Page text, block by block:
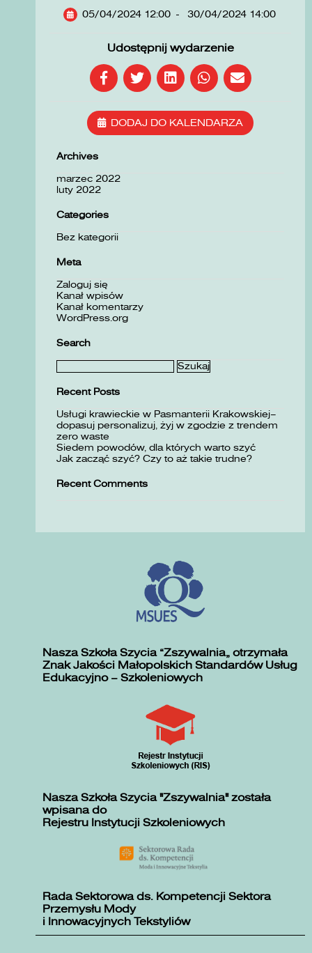
05/04/2024 12:00 - 30/04/2024 14:00
Udostępnij wydarzenie
DODAJ DO KALENDARZA
Archives
marzec 2022
luty 2022
Categories
Bez kategorii
Meta
Zaloguj się
Kanał wpisów
Kanał komentarzy
WordPress.org
Search
Szukaj:
Recent Posts
Usługi krawieckie w Pasmanterii Krakowskiej–
dopasuj personalizuj, żyj w zgodzie z trendem
zero waste
Siedem powodów, dla których warto szyć
Jak zacząć szyć? Czy to aż takie trudne?
Recent Comments
Nasza Szkoła Szycia „Zszywalnia” otrzymała
Znak Jakości Małopolskich Standardów Usług
Edukacyjno – Szkoleniowych
Nasza Szkoła Szycia "Zszywalnia" została
wpisana do
Rejestru Instytucji Szkoleniowych
Rada Sektorowa ds. Kompetencji Sektora
Przemysłu Mody
i Innowacyjnych Tekstyliów